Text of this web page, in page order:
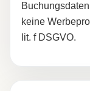
keine
lit. f DSGVO.